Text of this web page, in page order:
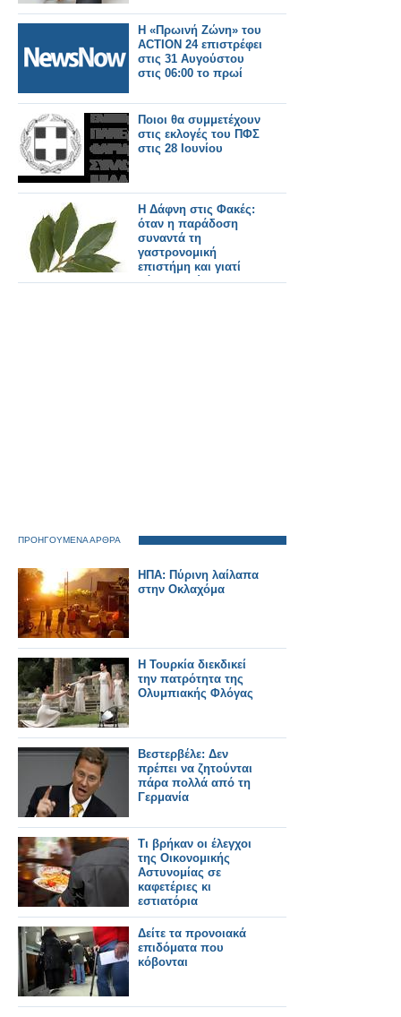
Η «Πρωινή Ζώνη» του
ACTION 24 επιστρέφει
στις 31 Αυγούστου
στις 06:00 το πρωί
Ποιοι θα συμμετέχουν
στις εκλογές του ΠΦΣ
στις 28 Ιουνίου
Η Δάφνη στις Φακές:
όταν η παράδοση
συναντά τη
γαστρονομική
επιστήμη και γιατί
βάζουμε φύλλα
ΠΡΟΗΓΟΥΜΕΝΑ ΑΡΘΡΑ
ΗΠΑ: Πύρινη λαίλαπα
στην Οκλαχόμα
Η Τουρκία διεκδικεί
την πατρότητα της
Ολυμπιακής Φλόγας
Βεστερβέλε: Δεν
πρέπει να ζητούνται
πάρα πολλά από τη
Γερμανία
Τι βρήκαν οι έλεγχοι
της Οικονομικής
Αστυνομίας σε
καφετέριες κι
εστιατόρια
Δείτε τα προνοιακά
επιδόματα που
κόβονται